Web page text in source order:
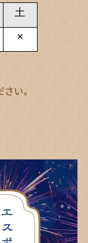
土
×
い。